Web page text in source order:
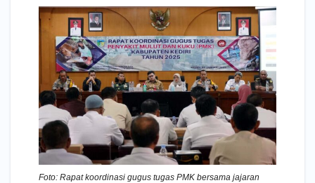
Foto: Rapat koordinasi gugus tugas PMK bersama jajaran